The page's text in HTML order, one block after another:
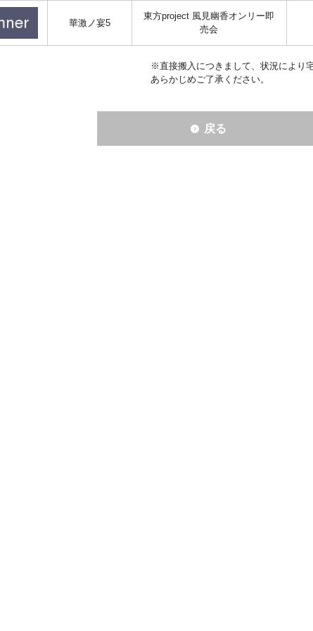
華激ノ宴5
東方project 風見幽香オンリー即
売会
※直接搬入につきまして、状況により
あらかじめご了承ください。
戻る